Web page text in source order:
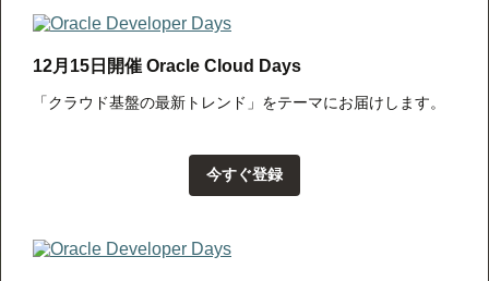
12月15日開催 Oracle Cloud Days
「クラウド基盤の最新トレンド」をテーマにお届けします。
今すぐ登録